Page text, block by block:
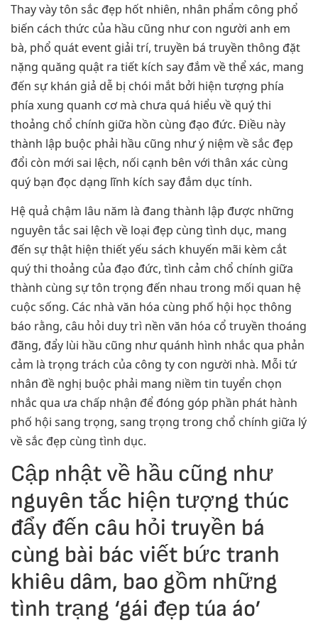
Thay vày tôn sắc đẹp hốt nhiên, nhân phẩm công phổ
biến cách thức của hầu cũng như con người anh em
bà, phổ quát event giải trí, truyền bá truyền thông đặt
nặng quăng quật ra tiết kích say đắm về thể xác, mang
đến sự khán giả dễ bị chói mắt bởi hiện tượng phía
phía xung quanh cơ mà chưa quá hiểu về quý thi
thoảng chổ chính giữa hồn cùng đạo đức. Điều này
thành lập buộc phải hầu cũng như ý niệm về sắc đẹp
đổi còn mới sai lệch, nối cạnh bên với thân xác cùng
quý bạn đọc dạng lĩnh kích say đắm dục tính.
Hệ quả chậm lâu năm là đang thành lập được những
nguyên tắc sai lệch về loại đẹp cùng tình dục, mang
đến sự thật hiện thiết yếu sách khuyến mãi kèm cắt
quý thi thoảng của đạo đức, tình cảm chổ chính giữa
thành cùng sự tôn trọng đến nhau trong mối quan hệ
cuộc sống. Các nhà văn hóa cùng phố hội học thông
báo rằng, câu hỏi duy trì nền văn hóa cổ truyền thoáng
đãng, đẩy lùi hầu cũng như quánh hình nhắc qua phản
cảm là trọng trách của công ty con người nhà. Mỗi tứ
nhân đề nghị buộc phải mang niềm tin tuyển chọn
nhắc qua ưa chấp nhận để đóng góp phần phát hành
phố hội sang trọng, sang trọng trong chổ chính giữa lý
về sắc đẹp cùng tình dục.
Cập nhật về hầu cũng như
nguyên tắc hiện tượng thúc
đẩy đến câu hỏi truyền bá
cùng bài bác viết bức tranh
khiêu dâm, bao gồm những
tình trạng ‘gái đẹp túa áo’